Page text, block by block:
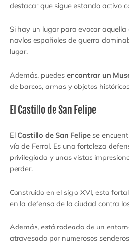
destacar que sigue estando activo
Si hay un lugar para evocar aquella
navíos españoles de guerra
lugar.
Además, puedes encontrar un
de barcos, armas y objetos
El Castillo de San Felipe
El Castillo de San Felipe se
vía de Ferrol. Es una fortaleza
privilegiada y unas vistas
perder.
Construido en el siglo XVI, esta
en la defensa de la ciudad contra
Además, está rodeado de un
atravesado por numerosos